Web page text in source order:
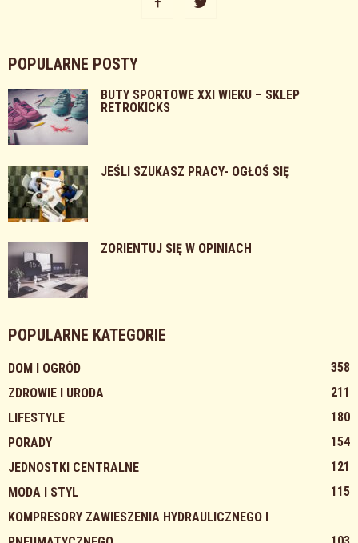
POPULARNE POSTY
BUTY SPORTOWE XXI WIEKU – SKLEP
RETROKICKS
JEŚLI SZUKASZ PRACY- OGŁOŚ SIĘ
ZORIENTUJ SIĘ W OPINIACH
POPULARNE KATEGORIE
DOM I OGRÓD
358
ZDROWIE I URODA
211
LIFESTYLE
180
PORADY
154
JEDNOSTKI CENTRALNE
121
MODA I STYL
115
KOMPRESORY ZAWIESZENIA HYDRAULICZNEGO I